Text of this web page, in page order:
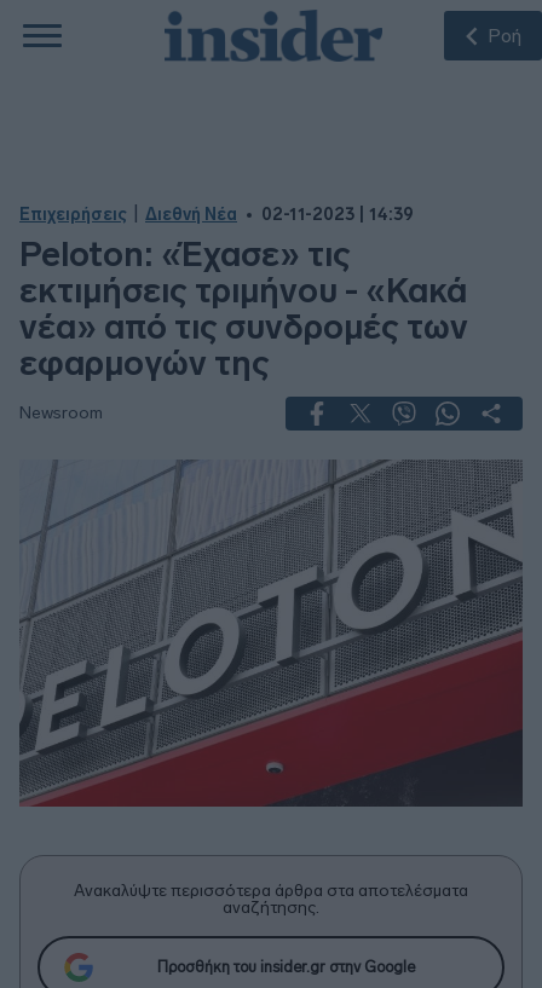
Ροή
Επιχειρήσεις Διεθνή Νέα 02-11-2023 | 14:39
Peloton: «Έχασε» τις
εκτιμήσεις τριμήνου - «Κακά
νέα» από τις συνδρομές των
εφαρμογών της
Newsroom
Ανακαλύψτε περισσότερα άρθρα στα αποτελέσματα
αναζήτησης.
Προσθήκη του insider.gr στην Google